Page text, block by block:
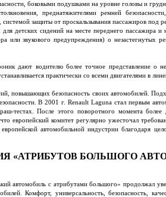
боковыми подушками на уровне головы и
преднатяжителями ремней
защиты от проскальзывания пассажиров под
детских сидений на месте переднего пассажира и
или звукового предупреждения) о незастегнутых
дают водителю более точное представление о
практически со всеми двигателями в
повышающих безопасность своих автомобилей.
В 2001 г. Renault Laguna стал первым
тестах. После этого поворотного момента более
европейский комитет регулярно ужесточал
автомобильной индустрии благодаря
«АТРИБУТОВ БОЛЬШОГО
автомобиль с атрибутами большого» продолжал
Комфорт, универсальность, безопасность,